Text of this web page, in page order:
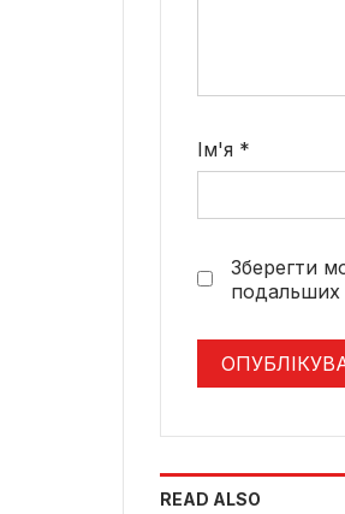
Ім'я *
Зберегти
подальших
READ ALSO